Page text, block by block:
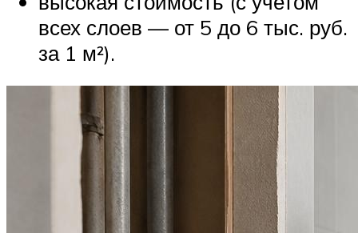
всех слоев — от 5 до 6 тыс. руб.
за 1 м²).